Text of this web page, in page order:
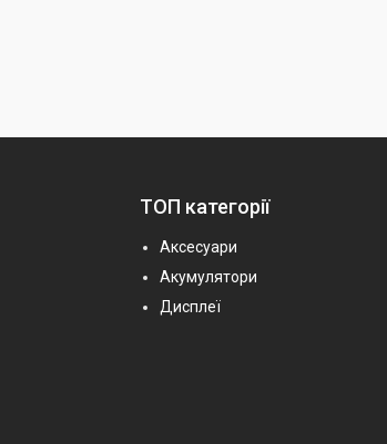
ТОП категорії
Аксесуари
Акумулятори
Дисплеї